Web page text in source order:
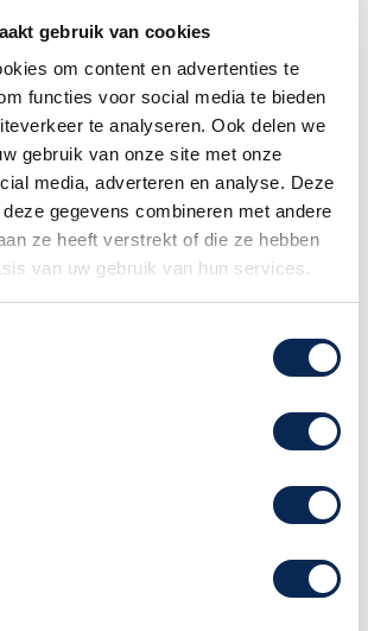
gebruik van cookies
om content en advertenties te
functies voor social media te bieden
te analyseren. Ook delen we
gebruik van onze site met onze
media, adverteren en analyse. Deze
gegevens combineren met andere
ze heeft verstrekt of die ze hebben
van uw gebruik van hun services.
Rosewood, gemaakt
Pennsylvania, USA.
Series Grand Performance
is gemaakt met gesatineerd
achter- en zijkanten
geluid met diepe bassen en rijke
bevat een Sitka sparren
voor gemakkelijke
VT Enhance-elektronica voor